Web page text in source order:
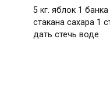
5 кг. яблок 1
стакана сахара 1
дать стечь воде